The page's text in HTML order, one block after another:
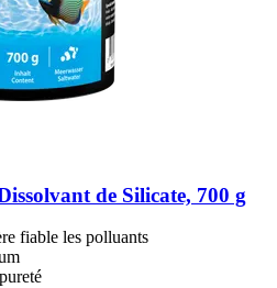
de Silicate, 700 g
fiable les polluants